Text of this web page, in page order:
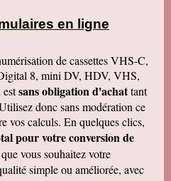
très émus de revoir tout
de nos filles petites, il y
notre mariage... Merci
PS / je ne
votre
les DVD, c'est parfait.
et le son est parfait. Je
efforts. Bien cordialement
en ligne
de cassettes VHS-C,
8, mini DV, HDV, VHS,
sans obligation d'achattant
donc sans modération ce
vos calculs. En quelques clics,
pour votre conversion de
vous souhaitez votre
simple ou améliorée, avec